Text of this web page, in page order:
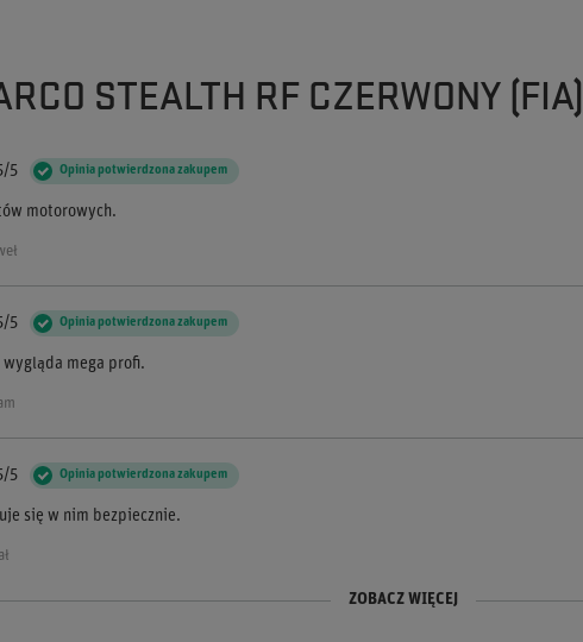
STEALTH RF CZERWONY (FIA)
5 Opinia potwierdzona zakupem
motorowych.
5 Opinia potwierdzona zakupem
mega profi.
5 Opinia potwierdzona zakupem
się w nim bezpiecznie.
5 Opinia potwierdzona zakupem
5 Opinia potwierdzona zakupem ZOBACZ WIĘCEJ